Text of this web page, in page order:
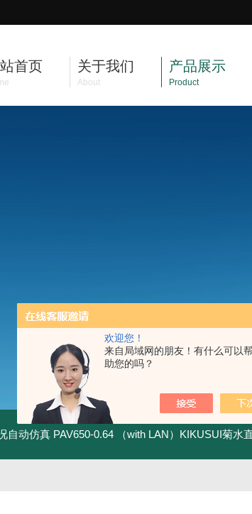
欢迎您！
来自局域网的朋友！有什么可以
助您的吗？
首页 关于我们
About
产品展示
Product
自动仿真 PAV650-0.64 （with LAN）KIKUSUI菊水直流电源-四象限节